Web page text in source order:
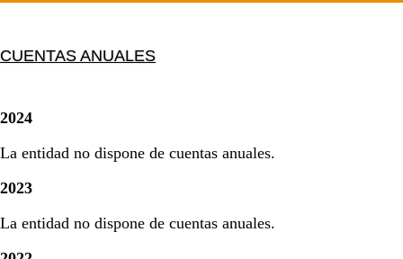
CUENTAS ANUALES
2024
La entidad no dispone de cuentas anuales.
2023
La entidad no dispone de cuentas anuales.